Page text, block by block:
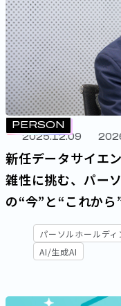
PERSON
2025.12.09
新任データサイエ
雑性に挑む、パー
の“今”と“これから
パーソルホールディ
AI/生成AI